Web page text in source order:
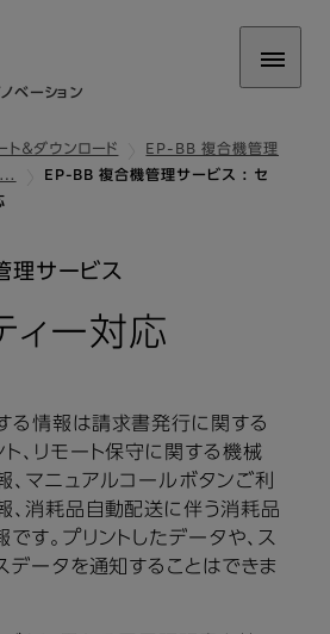
ベーション
ト＆ダウンロード
EP-BB 複合機管理
…
EP-BB 複合機管理サービス : セ
理サービス
ィー対応
る情報は請求書発行に関する
、リモート保守に関する機械
マニュアルコールボタンご利
、消耗品自動配送に伴う消耗品
す。プリントしたデータや、ス
データを通知することはできま